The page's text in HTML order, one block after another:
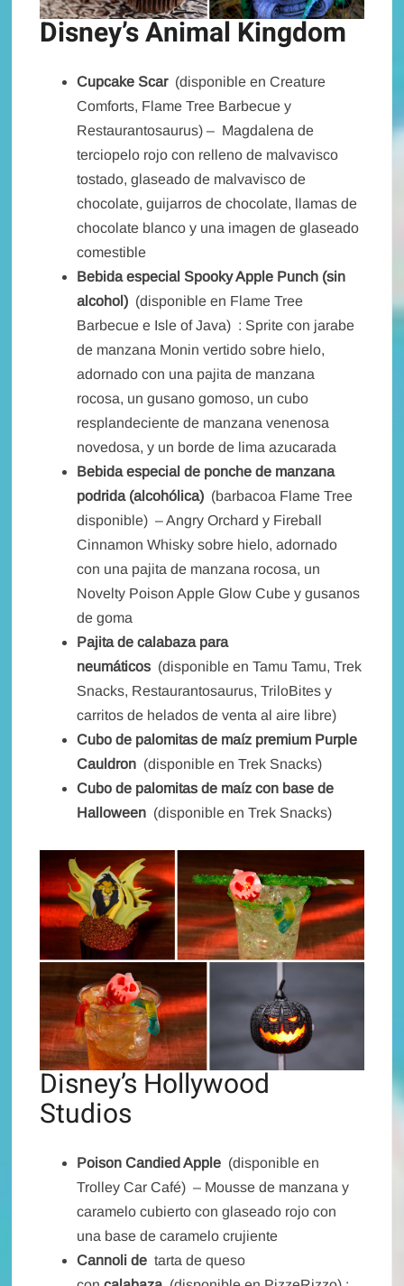
Disney’s Animal Kingdom
Cupcake Scar (disponible en Creature
Comforts, Flame Tree Barbecue y
Restaurantosaurus) – Magdalena de
terciopelo rojo con relleno de malvavisco
tostado, glaseado de malvavisco de
chocolate, guijarros de chocolate, llamas de
chocolate blanco y una imagen de glaseado
comestible
Bebida especial Spooky Apple Punch (sin
alcohol) (disponible en Flame Tree
Barbecue e Isle of Java) : Sprite con jarabe
de manzana Monin vertido sobre hielo,
adornado con una pajita de manzana
rocosa, un gusano gomoso, un cubo
resplandeciente de manzana venenosa
novedosa, y un borde de lima azucarada
Bebida especial de ponche de manzana
podrida (alcohólica) (barbacoa Flame Tree
disponible) – Angry Orchard y Fireball
Cinnamon Whisky sobre hielo, adornado
con una pajita de manzana rocosa, un
Novelty Poison Apple Glow Cube y gusanos
de goma
Pajita de calabaza para
neumáticos (disponible en Tamu Tamu, Trek
Snacks, Restaurantosaurus, TriloBites y
carritos de helados de venta al aire libre)
Cubo de palomitas de maíz premium Purple
Cauldron (disponible en Trek Snacks)
Cubo de palomitas de maíz con base de
Halloween (disponible en Trek Snacks)
Disney’s Hollywood
Studios
Poison Candied Apple (disponible en
Trolley Car Café) – Mousse de manzana y
caramelo cubierto con glaseado rojo con
una base de caramelo crujiente
Cannoli de tarta de queso